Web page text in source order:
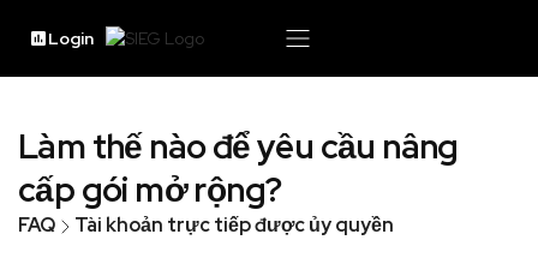
Login
Làm thế nào để yêu cầu nâng
cấp gói mở rộng?
FAQ Tài khoản trực tiếp được ủy quyền